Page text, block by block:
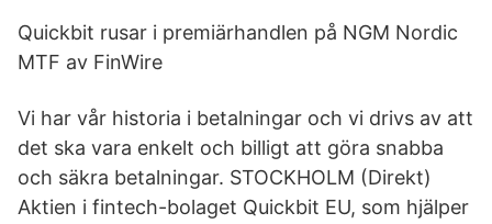
Quickbit rusar i premiärhandlen på NGM Nordic
MTF av FinWire
Vi har vår historia i betalningar och vi drivs av att
det ska vara enkelt och billigt att göra snabba
och säkra betalningar. STOCKHOLM (Direkt)
Aktien i fintech-bolaget Quickbit EU, som hjälper